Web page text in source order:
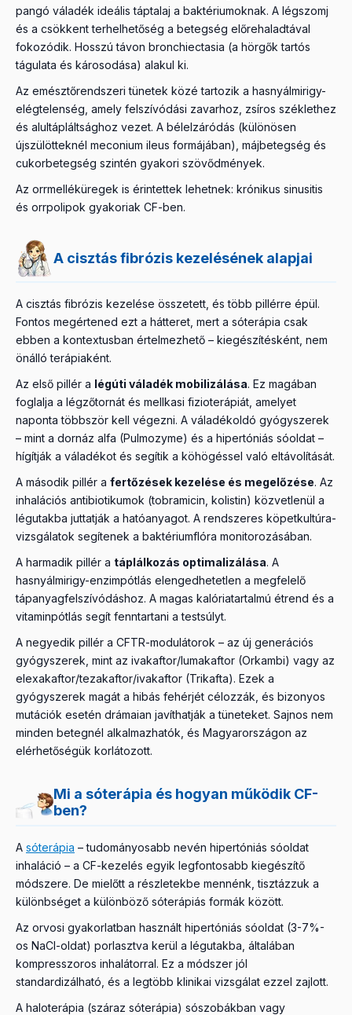
pangó váladék ideális táptalaj a baktériumoknak. A légszomj
és a csökkent terhelhetőség a betegség előrehaladtával
fokozódik. Hosszú távon bronchiectasia (a hörgők tartós
tágulata és károsodása) alakul ki.
Az emésztőrendszeri tünetek közé tartozik a hasnyálmirigy-
elégtelenség, amely felszívódási zavarhoz, zsíros széklethez
és alultápláltsághoz vezet. A bélelzáródás (különösen
újszülötteknél meconium ileus formájában), májbetegség és
cukorbetegség szintén gyakori szövődmények.
Az orrmelléküregek is érintettek lehetnek: krónikus sinusitis
és orrpolipok gyakoriak CF-ben.
A cisztás fibrózis kezelésének alapjai
A cisztás fibrózis kezelése összetett, és több pillérre épül.
Fontos megértened ezt a hátteret, mert a sóterápia csak
ebben a kontextusban értelmezhető – kiegészítésként, nem
önálló terápiaként.
Az első pillér a légúti váladék mobilizálása. Ez magában
foglalja a légzőtornát és mellkasi fizioterápiát, amelyet
naponta többször kell végezni. A váladékoldó gyógyszerek
– mint a dornáz alfa (Pulmozyme) és a hipertóniás sóoldat –
hígítják a váladékot és segítik a köhögéssel való eltávolítását.
A második pillér a fertőzések kezelése és megelőzése. Az
inhalációs antibiotikumok (tobramicin, kolistin) közvetlenül a
légutakba juttatják a hatóanyagot. A rendszeres köpetkultúra-
vizsgálatok segítenek a baktériumflóra monitorozásában.
A harmadik pillér a táplálkozás optimalizálása. A
hasnyálmirigy-enzimpótlás elengedhetetlen a megfelelő
tápanyagfelszívódáshoz. A magas kalóriatartalmú étrend és a
vitaminpótlás segít fenntartani a testsúlyt.
A negyedik pillér a CFTR-modulátorok – az új generációs
gyógyszerek, mint az ivakaftor/lumakaftor (Orkambi) vagy az
elexakaftor/tezakaftor/ivakaftor (Trikafta). Ezek a
gyógyszerek magát a hibás fehérjét célozzák, és bizonyos
mutációk esetén drámaian javíthatják a tüneteket. Sajnos nem
minden betegnél alkalmazhatók, és Magyarországon az
elérhetőségük korlátozott.
Mi a sóterápia és hogyan működik CF-
ben?
A sóterápia – tudományosabb nevén hipertóniás sóoldat
inhaláció – a CF-kezelés egyik legfontosabb kiegészítő
módszere. De mielőtt a részletekbe mennénk, tisztázzuk a
különbséget a különböző sóterápiás formák között.
Az orvosi gyakorlatban használt hipertóniás sóoldat (3-7%-
os NaCl-oldat) porlasztva kerül a légutakba, általában
kompresszoros inhalátorral. Ez a módszer jól
standardizálható, és a legtöbb klinikai vizsgálat ezzel zajlott.
A haloterápia (száraz sóterápia) sószobákban vagy